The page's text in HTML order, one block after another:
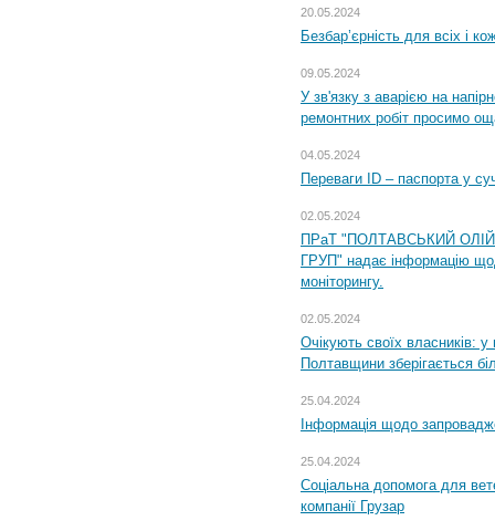
20.05.2024
Безбар’єрність для всіх і
09.05.2024
У зв'язку з аварією на
ремонтних робіт просимо
04.05.2024
Переваги ID – паспорта у
02.05.2024
ПРаТ "ПОЛТАВСЬКИЙ
ГРУП" надає інформацію
моніторингу.
02.05.2024
Очікують своїх власників: у
Полтавщини зберігається
25.04.2024
Інформація щодо
25.04.2024
Соціальна допомога для
компанії Грузар